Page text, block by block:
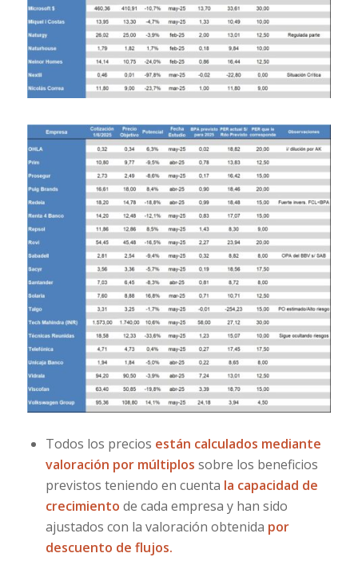
Todos los precios están calculados mediante
valoración por múltiplos sobre los beneficios
previstos teniendo en cuenta la capacidad de
crecimiento de cada empresa y han sido
ajustados con la valoración obtenida por
descuento de flujos.